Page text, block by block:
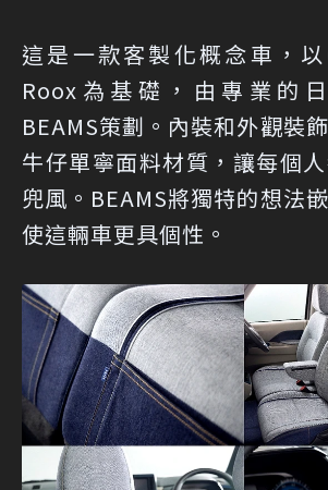
這是一款客製化概念車，
Roox為基礎，由專業的
BEAMS策劃。內裝和外觀裝
牛仔單寧面料材質，讓每個
兜風。BEAMS將獨特的想法
使這輛車更具個性。